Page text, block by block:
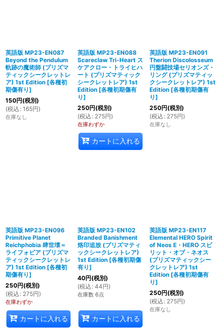
英語版 MP23-EN087
Beyond the Pendulum
軌跡の魔術師 (プリズマ
ティックシークレットレ
ア) 1st Edition [各種初
期傷有り]
150円(税別)
(税込 : 165円)
在庫なし
英語版 MP23-EN088
Scareclaw Tri-Heart ス
ケアクロー・トライヒハ
ート (プリズマティック
シークレットレア) 1st
Edition [各種初期傷有
り]
250円(税別)
(税込 : 275円)
在庫わずか
カートに入れる
英語版 MP23-EN091
Therion Discolosseum
円盤闘技場セリオンズ・
リング (プリズマティッ
クシークレットレア) 1st
Edition [各種初期傷有
り]
250円(税別)
(税込 : 275円)
在庫なし
英語版 MP23-EN096
Primitive Planet
Reichphobia 肆世壊＝
ライフォビア (プリズマ
ティックシークレットレ
ア) 1st Edition [各種初
期傷有り]
250円(税別)
(税込 : 275円)
在庫わずか
カートに入れる
英語版 MP23-EN102
Branded Banishment
烙印追放 (プリズマティ
ックシークレットレア)
1st Edition [各種初期傷
有り]
40円(税別)
(税込 : 44円)
在庫数 6点
カートに入れる
英語版 MP23-EN117
Elemental HERO Spirit
of Neos E・HERO スピ
リット・オブ・ネオス
(プリズマティックシー
クレットレア) 1st
Edition [各種初期傷有
り]
250円(税別)
(税込 : 275円)
在庫なし